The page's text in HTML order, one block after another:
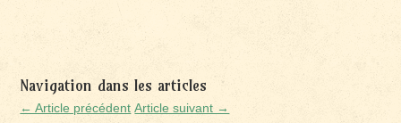
Navigation dans les articles
← Article précédent Article suivant →